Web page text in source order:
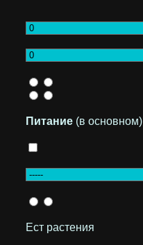
Питание (в основном)
Ест растения